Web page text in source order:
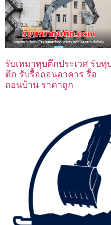
รับเหมาทุบตึกประเวศ รับทุ
ตึก รับรื้อถอนอาคาร รื้อ
ถอนบ้าน ราคาถูก